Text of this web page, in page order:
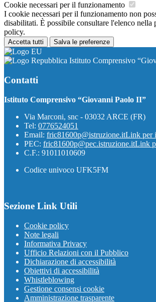
Cookie necessari per il funzionamento
I cookie necessari per il funzionamento non
disabilitati. È possibile consultare l'elenco nella
policy.
Accetta tutti Salva le preferenze
Istituto Comprensivo
Contatti
Istituto Comprensivo “Giovanni Paolo II”
Via Marconi, snc - 03032 ARCE (FR)
Tel: 0776524051
Email: fric81600p@istruzione.itLink per
PEC: fric81600p@pec.istruzione.itLink
C.F.: 91011010609
Codice univoco UFK5FM
Sezione Link Utili
Cookie policy
Note legali
Informativa Privacy
Ufficio Relazioni con il Pubblico
Dichiarazione di accessibilità
Obiettivi di accessibilità
Whistleblowing
Gestione consensi cookie
Amministrazione trasparente